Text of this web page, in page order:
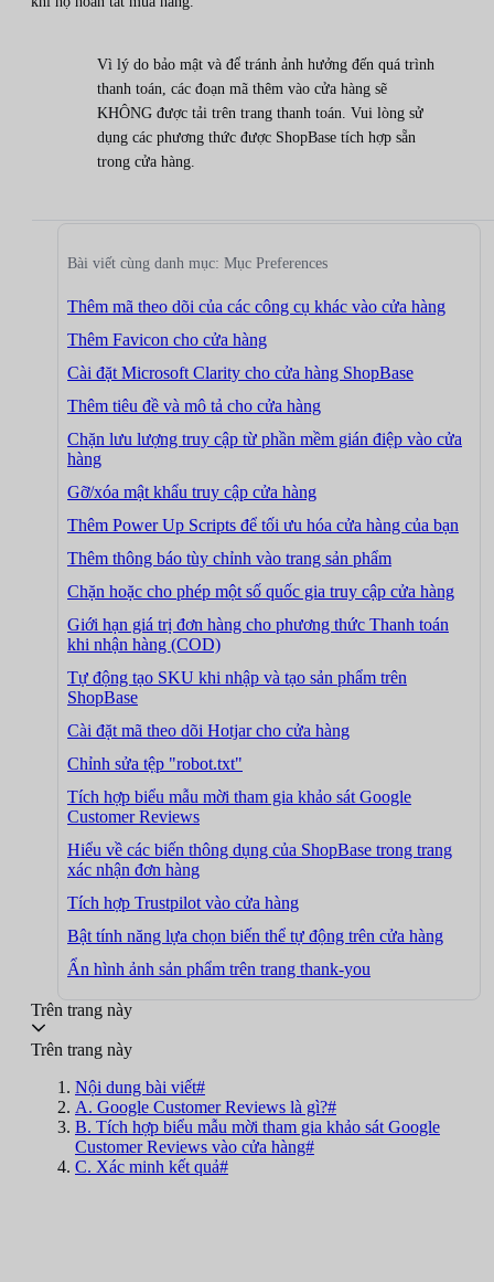
Vì lý do bảo mật và để tránh ảnh hưởng đến quá trình
thanh toán, các đoạn mã thêm vào cửa hàng sẽ
KHÔNG được tải trên trang thanh toán. Vui lòng sử
dụng các phương thức được ShopBase tích hợp sẵn
trong cửa hàng.
Bài viết cùng danh mục: Mục Preferences
Thêm mã theo dõi của các công cụ khác vào cửa hàng
Thêm Favicon cho cửa hàng
Cài đặt Microsoft Clarity cho cửa hàng ShopBase
Thêm tiêu đề và mô tả cho cửa hàng
Chặn lưu lượng truy cập từ phần mềm gián điệp vào cửa
hàng
Gỡ/xóa mật khẩu truy cập cửa hàng
Thêm Power Up Scripts để tối ưu hóa cửa hàng của bạn
Thêm thông báo tùy chỉnh vào trang sản phẩm
Chặn hoặc cho phép một số quốc gia truy cập cửa hàng
Giới hạn giá trị đơn hàng cho phương thức Thanh toán
khi nhận hàng (COD)
Tự động tạo SKU khi nhập và tạo sản phẩm trên
ShopBase
Cài đặt mã theo dõi Hotjar cho cửa hàng
Chỉnh sửa tệp "robot.txt"
Tích hợp biểu mẫu mời tham gia khảo sát Google
Customer Reviews
Hiểu về các biến thông dụng của ShopBase trong trang
xác nhận đơn hàng
Tích hợp Trustpilot vào cửa hàng
Bật tính năng lựa chọn biến thể tự động trên cửa hàng
Ẩn hình ảnh sản phẩm trên trang thank-you
Trên trang này
Trên trang này
Nội dung bài viết#
A. Google Customer Reviews là gì?#
B. Tích hợp biểu mẫu mời tham gia khảo sát Google
Customer Reviews vào cửa hàng#
C. Xác minh kết quả#